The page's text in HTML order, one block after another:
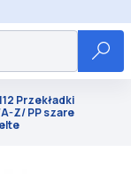
Przekładki
Z/ PP szare